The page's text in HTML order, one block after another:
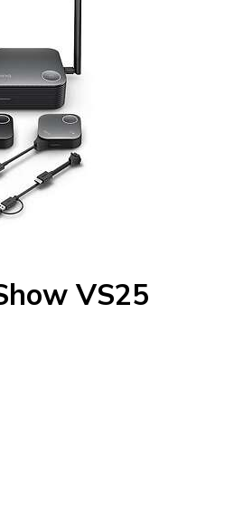
VS25